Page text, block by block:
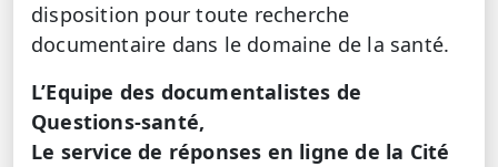
disposition pour toute recherche
documentaire dans le domaine de la santé.
L’Equipe des documentalistes de
Questions-santé,
Le service de réponses en ligne de la Cité